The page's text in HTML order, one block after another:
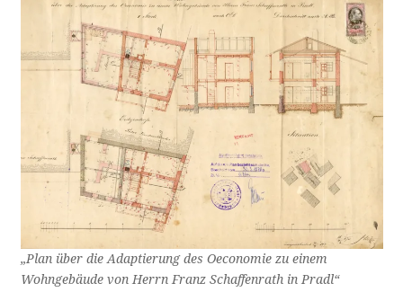
„Plan über die Adaptierung des Oeconomie zu einem
Wohngebäude von Herrn Franz Schaffenrath in Pradl“